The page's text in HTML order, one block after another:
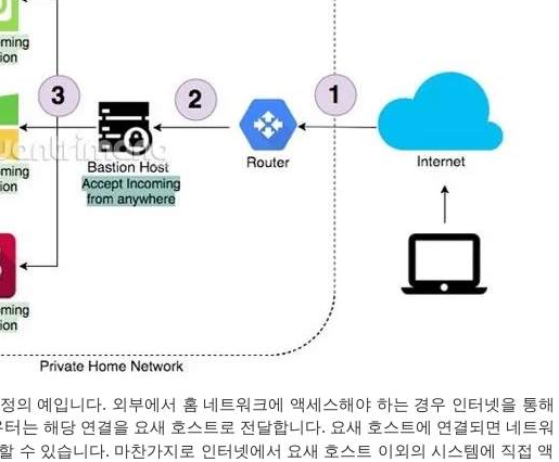
의 예입니다. 외부에서 홈 네트워크에 액세스해야 하는 경우 인터넷을 통해
터는 해당 연결을 요새 호스트로 전달합니다. 요새 호스트에 연결되면 네트워
수 있습니다. 마찬가지로 인터넷에서 요새 호스트 이외의 시스템에 직접 액